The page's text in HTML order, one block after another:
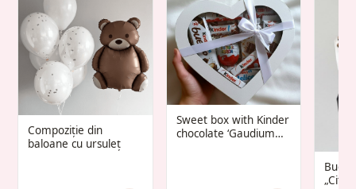
Compoziție din
baloane cu ursuleț
Sweet box with Kinder
chocolate ‘Gaudium